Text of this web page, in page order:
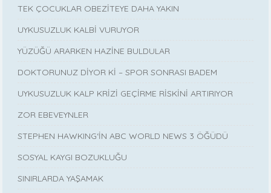
TEK ÇOCUKLAR OBEZİTEYE DAHA YAKIN
UYKUSUZLUK KALBİ VURUYOR
YÜZÜĞÜ ARARKEN HAZİNE BULDULAR
DOKTORUNUZ DİYOR Kİ – SPOR SONRASI BADEM
UYKUSUZLUK KALP KRİZİ GEÇİRME RİSKİNİ ARTIRIYOR
ZOR EBEVEYNLER
STEPHEN HAWKING‘İN ABC WORLD NEWS 3 ÖĞÜDÜ
SOSYAL KAYGI BOZUKLUĞU
SINIRLARDA YAŞAMAK